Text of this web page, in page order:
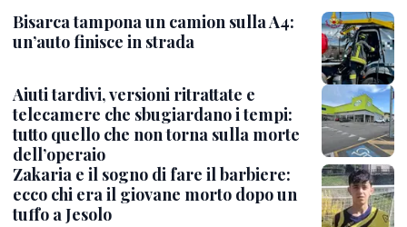
Bisarca tampona un camion sulla A4:
un’auto finisce in strada
Aiuti tardivi, versioni ritrattate e
telecamere che sbugiardano i tempi:
tutto quello che non torna sulla morte
dell’operaio
Zakaria e il sogno di fare il barbiere:
ecco chi era il giovane morto dopo un
tuffo a Jesolo